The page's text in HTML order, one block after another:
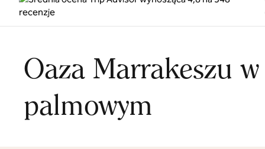
Oaza Marrakeszu
palmowym